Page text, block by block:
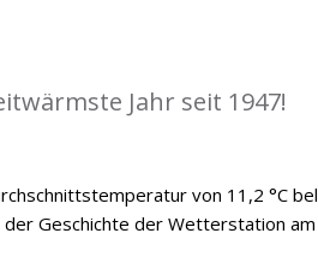
Jahr seit 1947!
von 11,2 °C
der Geschichte der Wetterstation